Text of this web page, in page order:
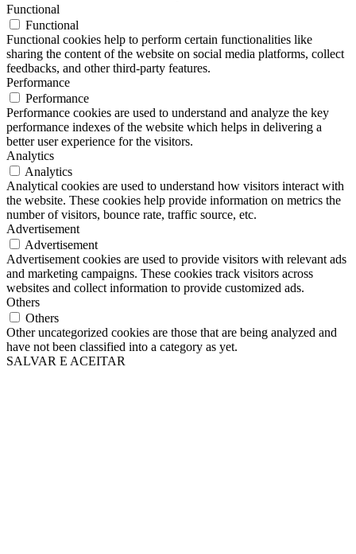
Functional
Functional
Functional cookies help to perform certain functionalities like
sharing the content of the website on social media platforms, collect
feedbacks, and other third-party features.
Performance
Performance
Performance cookies are used to understand and analyze the key
performance indexes of the website which helps in delivering a
better user experience for the visitors.
Analytics
Analytics
Analytical cookies are used to understand how visitors interact with
the website. These cookies help provide information on metrics the
number of visitors, bounce rate, traffic source, etc.
Advertisement
Advertisement
Advertisement cookies are used to provide visitors with relevant ads
and marketing campaigns. These cookies track visitors across
websites and collect information to provide customized ads.
Others
Others
Other uncategorized cookies are those that are being analyzed and
have not been classified into a category as yet.
SALVAR E ACEITAR